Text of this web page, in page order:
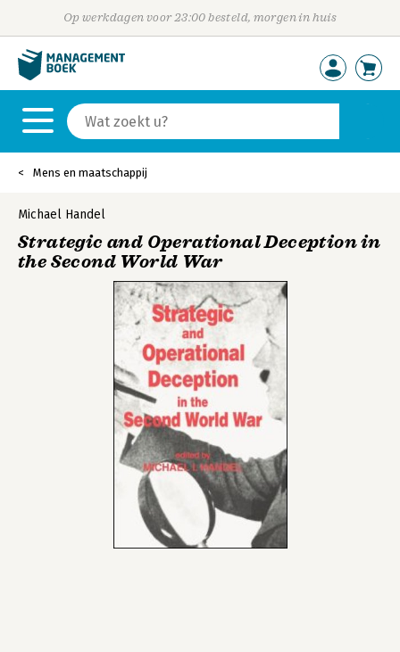
Op werkdagen voor 23:00 besteld, morgen in huis
Mens en maatschappij
Michael Handel
Strategic and Operational Deception in
the Second World War